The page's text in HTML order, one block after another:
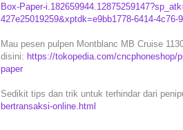
Box-Paper-
427e25019259&xptdk=e9bb1778-6414-4c76-
Mau pesen pulpen Montblanc MB Cruise
disini: https://tokopedia.com/cncphoneshop/
paper
Sedikit tips dan trik untuk terhindar dari
bertransaksi-online.html